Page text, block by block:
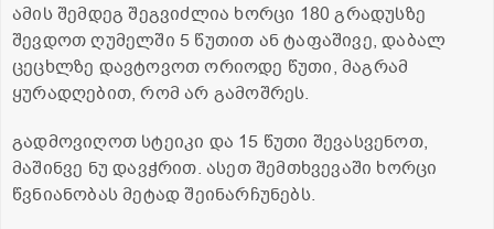
ამის შემდეგ შეგვიძლია ხორცი 180 გრადუსზე
შევდოთ ღუმელში 5 წუთით ან ტაფაშივე, დაბალ
ცეცხლზე დავტოვოთ ორიოდე წუთი, მაგრამ
ყურადღებით, რომ არ გამოშრეს.
გადმოვიღოთ სტეიკი და 15 წუთი შევასვენოთ,
მაშინვე ნუ დავჭრით. ასეთ შემთხვევაში ხორცი
წვნიანობას მეტად შეინარჩუნებს.